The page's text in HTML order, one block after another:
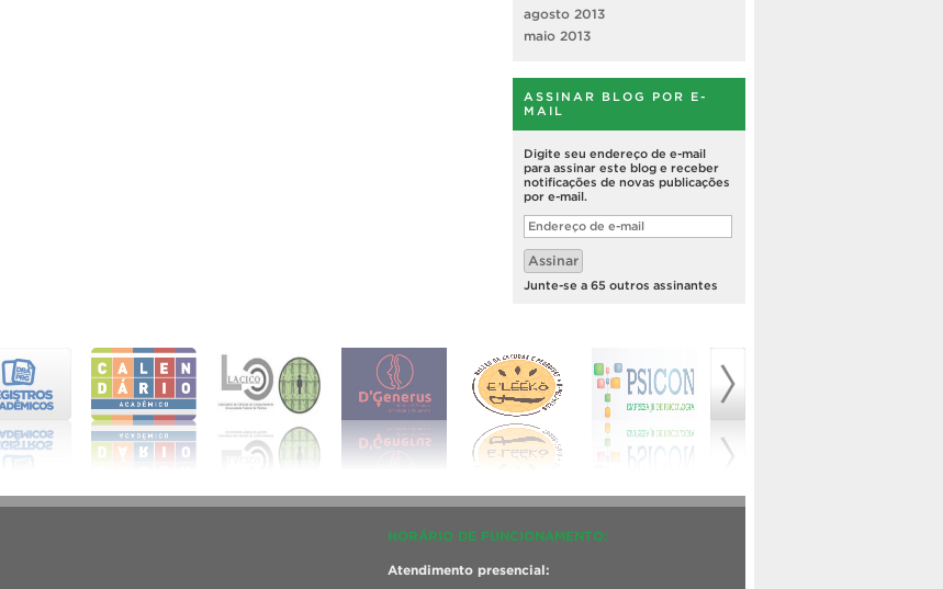
agosto 2013
maio 2013
ASSINAR BLOG POR E-
MAIL
Digite seu endereço de e-mail
para assinar este blog e receber
notificações de novas publicações
por e-mail.
Endereço
de
e-
mail
Assinar
Junte-se a 65 outros assinantes
HORÁRIO DE FUNCIONAMENTO:
Atendimento presencial: